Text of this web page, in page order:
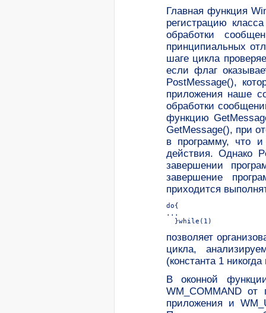
Главная функция
регистрацию
обработки
принципиальных
шаге цикла
если флаг
PostMessage(),
приложения наше
обработки
функцию
GetMessage(), при
в программу, что
действия. Однако
завершении
завершение
приходится
do{
...
}while(1)
позволяет
цикла,
(константа 1
В оконной
WM_COMMAND
приложения и